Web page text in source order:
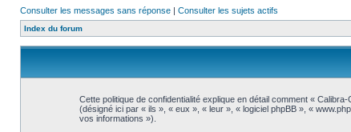
Consulter les messages sans réponse | Consulter les sujets actifs
Index du forum
Cette politique de confidentialité explique en détail comment «
(désigné ici par « ils », « eux », « leur », « logiciel phpBB », «
vos informations »).